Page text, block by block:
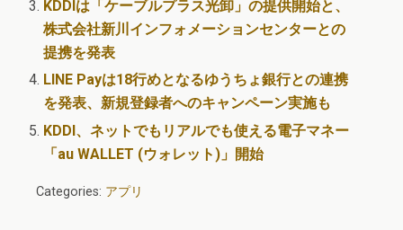
KDDIは「ケーブルプラス光卸」の提供開始と、
株式会社新川インフォメーションセンターとの
提携を発表
LINE Payは18行めとなるゆうちょ銀行との連携
を発表、新規登録者へのキャンペーン実施も
KDDI、ネットでもリアルでも使える電子マネー
「au WALLET (ウォレット)」開始
Categories: アプリ